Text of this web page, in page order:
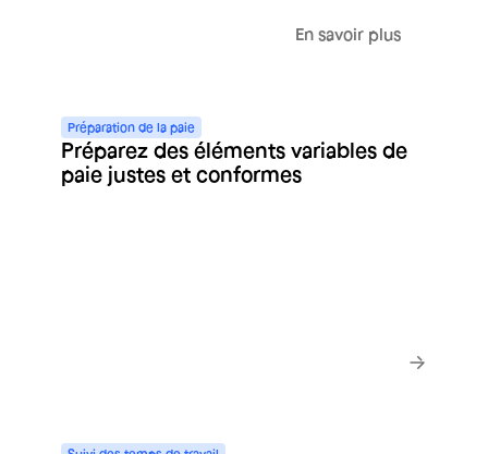
En savoir plus
Préparation de la paie
Préparez des éléments variables de
paie justes et conformes